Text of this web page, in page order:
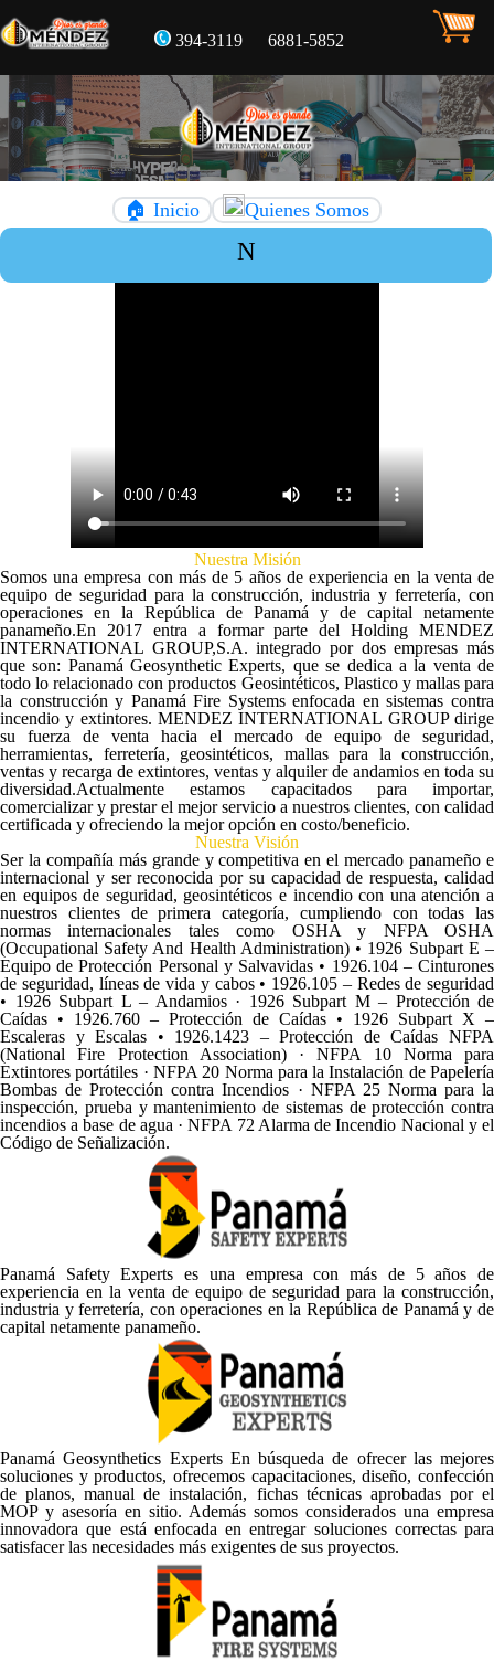
394-3119 6881-5852
🏠 Inicio Quienes Somos
NUE
Nuestra Misión
Somos una empresa con más de 5 años de experiencia en la venta de
equipo de seguridad para la construcción, industria y ferretería, con
operaciones en la República de Panamá y de capital netamente
panameño.En 2017 entra a formar parte del Holding MENDEZ
INTERNATIONAL GROUP,S.A. integrado por dos empresas más
que son: Panamá Geosynthetic Experts, que se dedica a la venta de
todo lo relacionado con productos Geosintéticos, Plastico y mallas para
la construcción y Panamá Fire Systems enfocada en sistemas contra
incendio y extintores. MENDEZ INTERNATIONAL GROUP dirige
su fuerza de venta hacia el mercado de equipo de seguridad,
herramientas, ferretería, geosintéticos, mallas para la construcción,
ventas y recarga de extintores, ventas y alquiler de andamios en toda su
diversidad.Actualmente estamos capacitados para importar,
comercializar y prestar el mejor servicio a nuestros clientes, con calidad
certificada y ofreciendo la mejor opción en costo/beneficio.
Nuestra Visión
Ser la compañía más grande y competitiva en el mercado panameño e
internacional y ser reconocida por su capacidad de respuesta, calidad
en equipos de seguridad, geosintéticos e incendio con una atención a
nuestros clientes de primera categoría, cumpliendo con todas las
normas internacionales tales como OSHA y NFPA OSHA
(Occupational Safety And Health Administration) • 1926 Subpart E –
Equipo de Protección Personal y Salvavidas • 1926.104 – Cinturones
de seguridad, líneas de vida y cabos • 1926.105 – Redes de seguridad
• 1926 Subpart L – Andamios · 1926 Subpart M – Protección de
Caídas • 1926.760 – Protección de Caídas • 1926 Subpart X –
Escaleras y Escalas • 1926.1423 – Protección de Caídas NFPA
(National Fire Protection Association) · NFPA 10 Norma para
Extintores portátiles · NFPA 20 Norma para la Instalación de Papelería
Bombas de Protección contra Incendios · NFPA 25 Norma para la
inspección, prueba y mantenimiento de sistemas de protección contra
incendios a base de agua · NFPA 72 Alarma de Incendio Nacional y el
Código de Señalización.
Panamá Safety Experts es una empresa con más de 5 años de
experiencia en la venta de equipo de seguridad para la construcción,
industria y ferretería, con operaciones en la República de Panamá y de
capital netamente panameño.
Panamá Geosynthetics Experts En búsqueda de ofrecer las mejores
soluciones y productos, ofrecemos capacitaciones, diseño, confección
de planos, manual de instalación, fichas técnicas aprobadas por el
MOP y asesoría en sitio. Además somos considerados una empresa
innovadora que está enfocada en entregar soluciones correctas para
satisfacer las necesidades más exigentes de sus proyectos.